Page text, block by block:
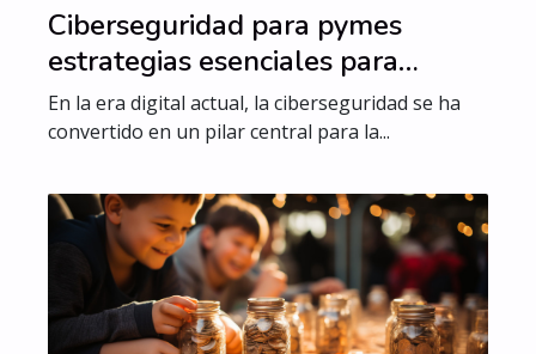
Ciberseguridad para pymes
estrategias esenciales para
proteger tu negocio en línea
En la era digital actual, la ciberseguridad se ha
convertido en un pilar central para la...